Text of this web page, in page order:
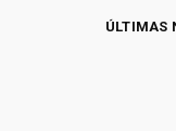
ÚLTIMAS
ELEIÇÕES GO 2026 -